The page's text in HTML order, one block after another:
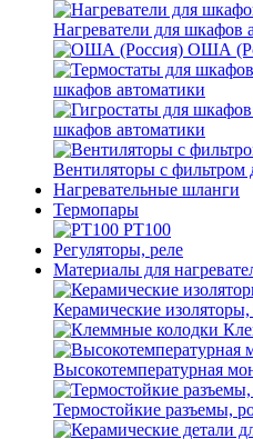
Нагреватели для шкафов
ОША
шкафов автоматики
шкафов автоматики
Вентиляторы с фильтром
Нагревательные шланги
Термопары
PT100
Регуляторы, реле
Материалы для
Керамические
Высокотемпературная
Термостойкие разъемы,